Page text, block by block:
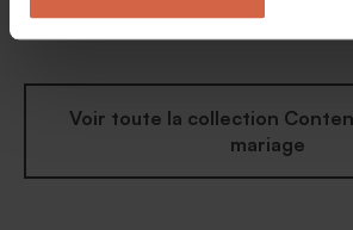
blanc
mariage
Voir toute la collection
mariage